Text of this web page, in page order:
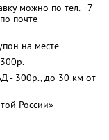
можно по тел. +7
почте
на месте
- 300р., до 30 км от
России»